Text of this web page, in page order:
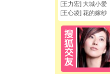
[王力宏] 大城小爱
[王心凌] 花的嫁纱